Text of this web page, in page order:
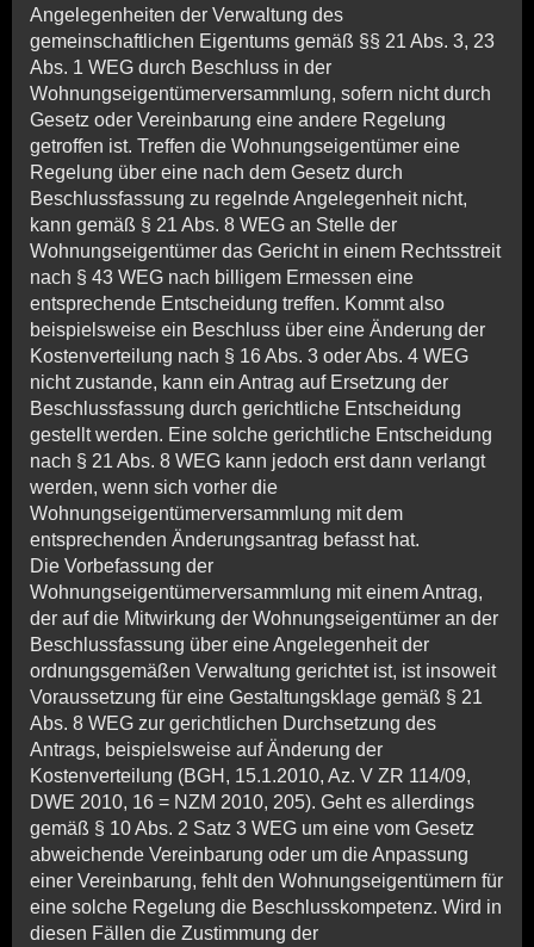
Angelegenheiten der Verwaltung des
gemeinschaftlichen Eigentums gemäß §§ 21 Abs. 3, 23
Abs. 1 WEG durch Beschluss in der
Wohnungseigentümerversammlung, sofern nicht durch
Gesetz oder Vereinbarung eine andere Regelung
getroffen ist. Treffen die Wohnungseigentümer eine
Regelung über eine nach dem Gesetz durch
Beschlussfassung zu regelnde Angelegenheit nicht,
kann gemäß § 21 Abs. 8 WEG an Stelle der
Wohnungseigentümer das Gericht in einem Rechtsstreit
nach § 43 WEG nach billigem Ermessen eine
entsprechende Entscheidung treffen. Kommt also
beispielsweise ein Beschluss über eine Änderung der
Kostenverteilung nach § 16 Abs. 3 oder Abs. 4 WEG
nicht zustande, kann ein Antrag auf Ersetzung der
Beschlussfassung durch gerichtliche Entscheidung
gestellt werden. Eine solche gerichtliche Entscheidung
nach § 21 Abs. 8 WEG kann jedoch erst dann verlangt
werden, wenn sich vorher die
Wohnungseigentümerversammlung mit dem
entsprechenden Änderungsantrag befasst hat.
Die Vorbefassung der
Wohnungseigentümerversammlung mit einem Antrag,
der auf die Mitwirkung der Wohnungseigentümer an der
Beschlussfassung über eine Angelegenheit der
ordnungsgemäßen Verwaltung gerichtet ist, ist insoweit
Voraussetzung für eine Gestaltungsklage gemäß § 21
Abs. 8 WEG zur gerichtlichen Durchsetzung des
Antrags, beispielsweise auf Änderung der
Kostenverteilung (BGH, 15.1.2010, Az. V ZR 114/09,
DWE 2010, 16 = NZM 2010, 205). Geht es allerdings
gemäß § 10 Abs. 2 Satz 3 WEG um eine vom Gesetz
abweichende Vereinbarung oder um die Anpassung
einer Vereinbarung, fehlt den Wohnungseigentümern für
eine solche Regelung die Beschlusskompetenz. Wird in
diesen Fällen die Zustimmung der